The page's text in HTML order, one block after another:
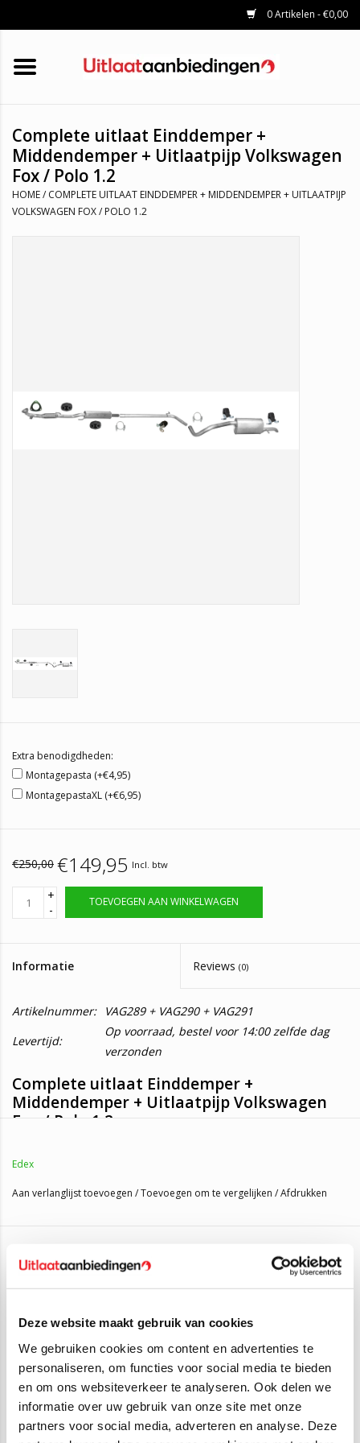
Deze website maakt gebruik van cookies
We gebruiken cookies om content en advertenties te
personaliseren, om functies voor social media te bieden
en om ons websiteverkeer te analyseren. Ook delen we
informatie over uw gebruik van onze site met onze
partners voor social media, adverteren en analyse. Deze
0 Artikelen - €0,00
HOME
KATALYSATOREN
UNIVERSELE UITLAATDELEN
MERKEN
Complete uitlaat Einddemper +
Middendemper + Uitlaatpijp Volkswagen
Fox / Polo 1.2
HOME/ COMPLETE UITLAAT EINDDEMPER + MIDDENDEMPER + UITLAATPIJP
VOLKSWAGEN FOX / POLO 1.2
Extra benodigdheden:
Montagepasta (+€4,95)
MontagepastaXL (+€6,95)
€250,00 €149,95 Incl. btw
+
-
TOEVOEGEN AAN WINKELWAGEN
Informatie Reviews (0)
Artikelnummer:
VAG289 + VAG290 + VAG291
Levertijd:
Op voorraad, bestel voor 14:00 zelfde dag
verzonden
Complete uitlaat Einddemper +
Middendemper + Uitlaatpijp Volkswagen
Fox / Polo 1.2
Deze uitlaatset is geschikt voor de volgende auto's:
Volkswagen Fox 1.2 (40KW/54PK – 2005 t/m 2012)
Wij leveren bij de uitlaatset de montagematerialen er gratis bij
zitten. Mocht u nog pasta nodig zijn, deze kunt u bovenaan bij
bestellen.
Wilt u dit artikel afhalen?
Dat kan. Wanneer er bij de levertijd staat dat we dit artikel op
Edex
Aan verlanglijst toevoegen /Toevoegen om te vergelijken /Afdrukken
Gerelateerde producten